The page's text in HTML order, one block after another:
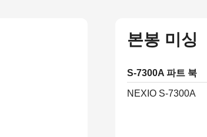
본봉 미싱
S-7300A 파트 북
NEXIO S-7300A